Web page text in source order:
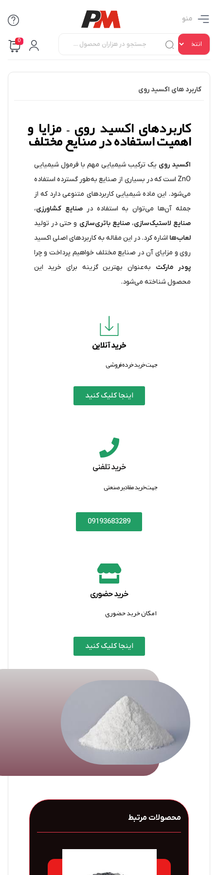
منو
0
کاربرد های اکسید روی
کاربردهای اکسید روی – مزایا و
اهمیت استفاده در صنایع مختلف
اکسید روی یک ترکیب شیمیایی مهم با فرمول شیمیایی
ZnO است که در بسیاری از صنایع به‌طور گسترده استفاده
می‌شود. این ماده شیمیایی کاربردهای متنوعی دارد که از
جمله آن‌ها می‌توان به استفاده درصنایع کشاورزی،
صنایع لاستیک‌سازی،صنایع باتری‌سازی و حتی در تولید
لعاب‌ها اشاره کرد. در این مقاله به کاربردهای اصلی اکسید
روی و مزایای آن در صنایع مختلف خواهیم پرداخت و چرا
پودر مارکت به‌عنوان بهترین گزینه برای خرید این
محصول شناخته می‌شود.
خرید آنلاین
جهت خرید خرده فروشی
اینجا کلیک کنید
خرید تلفنی
جهت خرید مقادیر صنعتی
09193683289
خرید حضوری
امکان خرید حضوری
اینجا کلیک کنید
محصولات مرتبط